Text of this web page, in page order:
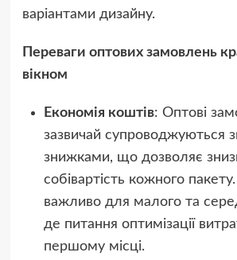
варіантами дизайну.
Переваги оптових замовлень
вікном
Економія коштів: Оптові
зазвичай супроводжуються
знижками, що дозволяє
собівартість кожного
важливо для малого та
де питання оптимізації
першому місці.